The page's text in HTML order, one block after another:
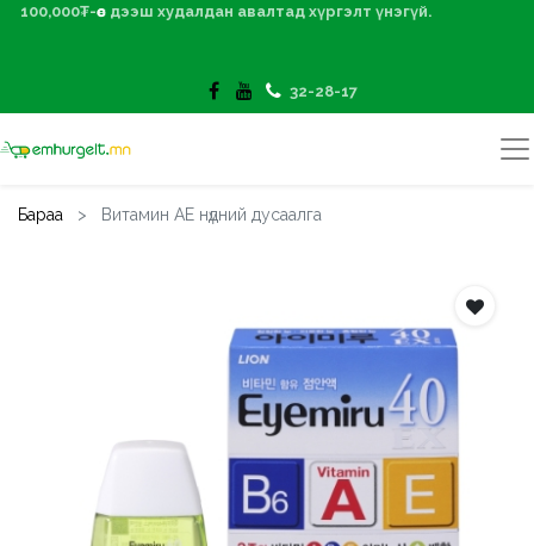
100,000₮-өөс дээш худалдан авалтад хүргэлт үнэгүй.
32-28-17
Бараа Витамин АЕ нүдний дусаалга